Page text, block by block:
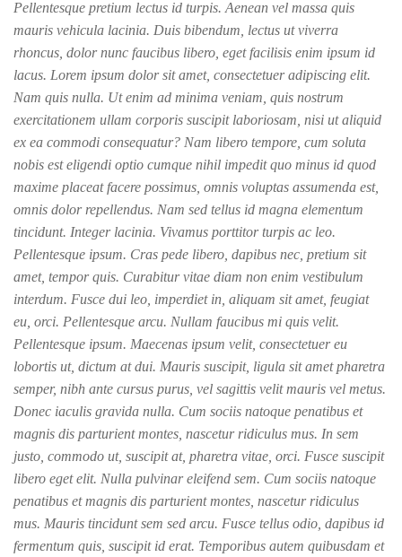
Pellentesque pretium lectus id turpis. Aenean vel massa quis
mauris vehicula lacinia. Duis bibendum, lectus ut viverra
rhoncus, dolor nunc faucibus libero, eget facilisis enim ipsum id
lacus. Lorem ipsum dolor sit amet, consectetuer adipiscing elit.
Nam quis nulla. Ut enim ad minima veniam, quis nostrum
exercitationem ullam corporis suscipit laboriosam, nisi ut aliquid
ex ea commodi consequatur? Nam libero tempore, cum soluta
nobis est eligendi optio cumque nihil impedit quo minus id quod
maxime placeat facere possimus, omnis voluptas assumenda est,
omnis dolor repellendus. Nam sed tellus id magna elementum
tincidunt. Integer lacinia. Vivamus porttitor turpis ac leo.
Pellentesque ipsum. Cras pede libero, dapibus nec, pretium sit
amet, tempor quis. Curabitur vitae diam non enim vestibulum
interdum. Fusce dui leo, imperdiet in, aliquam sit amet, feugiat
eu, orci. Pellentesque arcu. Nullam faucibus mi quis velit.
Pellentesque ipsum. Maecenas ipsum velit, consectetuer eu
lobortis ut, dictum at dui. Mauris suscipit, ligula sit amet pharetra
semper, nibh ante cursus purus, vel sagittis velit mauris vel metus.
Donec iaculis gravida nulla. Cum sociis natoque penatibus et
magnis dis parturient montes, nascetur ridiculus mus. In sem
justo, commodo ut, suscipit at, pharetra vitae, orci. Fusce suscipit
libero eget elit. Nulla pulvinar eleifend sem. Cum sociis natoque
penatibus et magnis dis parturient montes, nascetur ridiculus
mus. Mauris tincidunt sem sed arcu. Fusce tellus odio, dapibus id
fermentum quis, suscipit id erat. Temporibus autem quibusdam et